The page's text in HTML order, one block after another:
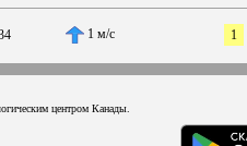
1 м/с 1
центром Канады.